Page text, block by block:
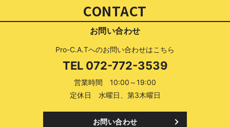
CONTACT
お問い合わせ
Pro-C.A.Tへのお問い合わせはこちら
TEL 072-772-3539
営業時間 10:00～19:00
定休日 水曜日、第3木曜日
お問い合わせ